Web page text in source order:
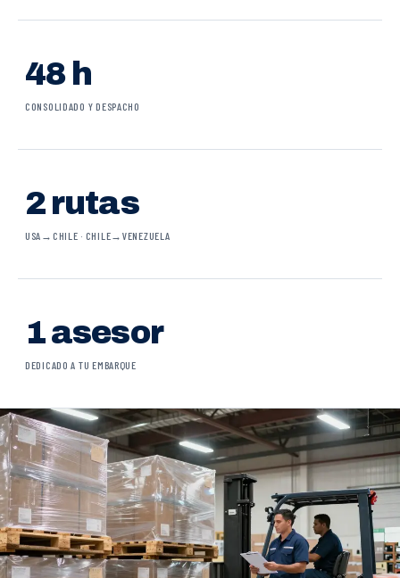
48 h
CONSOLIDADO Y DESPACHO
2 rutas
USA→CHILE · CHILE→VENEZUELA
1 asesor
DEDICADO A TU EMBARQUE